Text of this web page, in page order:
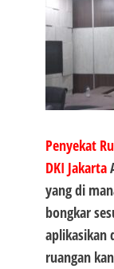
Penyekat
DKI Jakarta
yang di
bongkar
aplikasikan
ruangan